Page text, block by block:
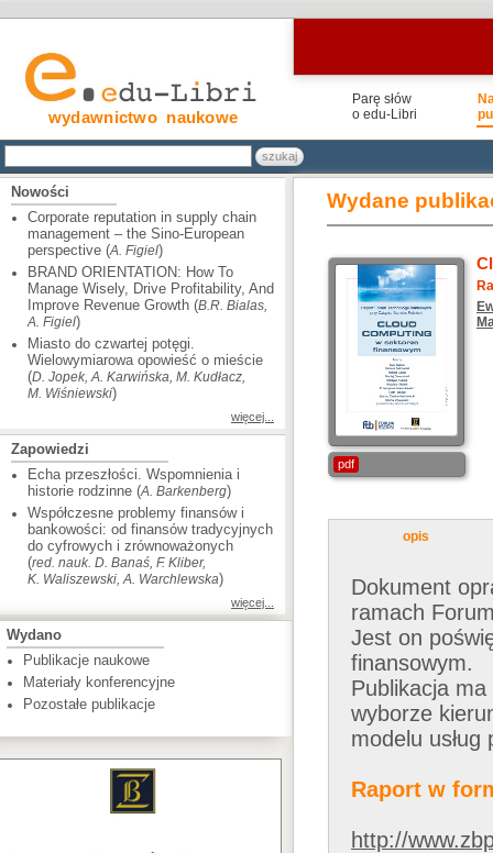
wydawnictwo naukowe
Parę słów
o edu-Libri
Nowości
Corporate reputation in supply chain
management – the Sino-European
perspective (A. Figiel)
BRAND ORIENTATION: How To
Manage Wisely, Drive Profitability, And
Improve Revenue Growth (B.R. Bialas,
A. Figiel)
Miasto do czwartej potęgi.
Wielowymiarowa opowieść o mieście
(D. Jopek, A. Karwińska, M. Kudłacz,
M. Wiśniewski)
więcej...
Zapowiedzi
Echa przeszłości. Wspomnienia i
historie rodzinne (A. Barkenberg)
Współczesne problemy finansów i
bankowości: od finansów tradycyjnych
do cyfrowych i zrównoważonych
(red. nauk. D. Banaś, F. Kliber,
K. Waliszewski, A. Warchlewska)
więcej...
Wydano
Publikacje naukowe
Materiały konferencyjne
Pozostałe publikacje
Wydane
pdf
opis
Dokument
ramach
Jest on
finansowym.
Publikacja
wyborze
modelu
Raport w
http://